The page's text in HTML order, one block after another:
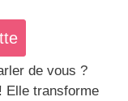
de vous ?
Elle transforme